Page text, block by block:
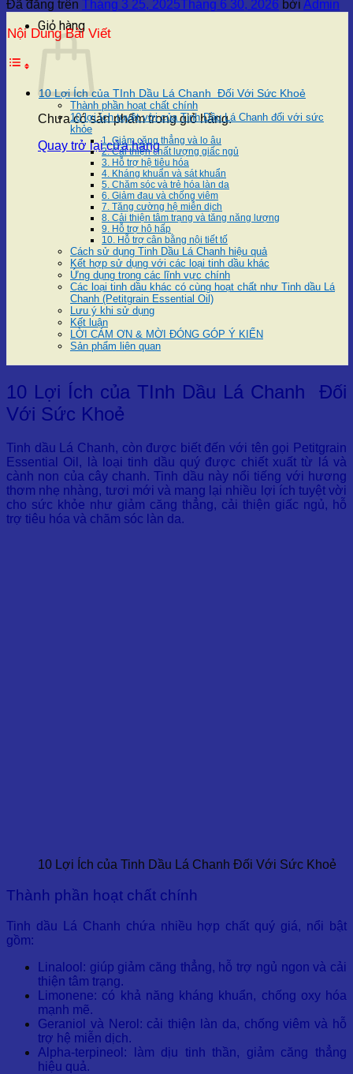
Giỏ hàng
Chưa có sản phẩm trong giỏ hàng.
Quay trở lại cửa hàng
Đã đăng trên Tháng 3 25, 2025Tháng 6 30, 2026 bởi Admin
Nội Dung Bài Viết
10 Lợi Ích của TInh Dầu Lá Chanh Đối Với Sức Khoẻ
Thành phần hoạt chất chính
10 lợi ích tuyệt vời của Tinh Dầu Lá Chanh đối với sức
khỏe
1. Giảm căng thẳng và lo âu
2. Cải thiện chất lượng giấc ngủ
3. Hỗ trợ hệ tiêu hóa
4. Kháng khuẩn và sát khuẩn
5. Chăm sóc và trẻ hóa làn da
6. Giảm đau và chống viêm
7. Tăng cường hệ miễn dịch
8. Cải thiện tâm trạng và tăng năng lượng
9. Hỗ trợ hô hấp
10. Hỗ trợ cân bằng nội tiết tố
Cách sử dụng Tinh Dầu Lá Chanh hiệu quả
Kết hợp sử dụng với các loại tinh dầu khác
Ứng dụng trong các lĩnh vực chính
Các loại tinh dầu khác có cùng hoạt chất như Tinh dầu Lá
Chanh (Petitgrain Essential Oil)
Lưu ý khi sử dụng
Kết luận
LỜI CẢM ƠN & MỜI ĐÓNG GÓP Ý KIẾN
Sản phẩm liên quan
10 Lợi Ích của TInh Dầu Lá Chanh Đối
Với Sức Khoẻ
Tinh dầu Lá Chanh, còn được biết đến với tên gọi Petitgrain
Essential Oil, là loại tinh dầu quý được chiết xuất từ lá và
cành non của cây chanh. Tinh dầu này nổi tiếng với hương
thơm nhẹ nhàng, tươi mới và mang lại nhiều lợi ích tuyệt vời
cho sức khỏe như giảm căng thẳng, cải thiện giấc ngủ, hỗ
trợ tiêu hóa và chăm sóc làn da.
10 Lợi Ích của Tinh Dầu Lá Chanh Đối Với Sức Khoẻ
Thành phần hoạt chất chính
Tinh dầu Lá Chanh chứa nhiều hợp chất quý giá, nổi bật
gồm:
Linalool: giúp giảm căng thẳng, hỗ trợ ngủ ngon và cải
thiện tâm trạng.
Limonene: có khả năng kháng khuẩn, chống oxy hóa
mạnh mẽ.
Geraniol và Nerol: cải thiện làn da, chống viêm và hỗ
trợ hệ miễn dịch.
Alpha-terpineol: làm dịu tinh thần, giảm căng thẳng
hiệu quả.